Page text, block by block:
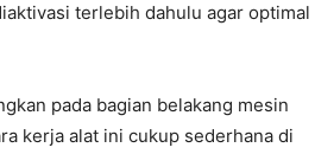
terlebih dahulu agar optimal
pada bagian belakang mesin
kerja alat ini cukup sederhana di